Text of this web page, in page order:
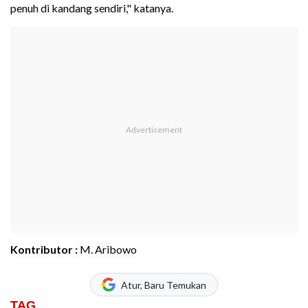
penuh di kandang sendiri," katanya.
Kontributor : M. Aribowo
Atur, Baru Temukan